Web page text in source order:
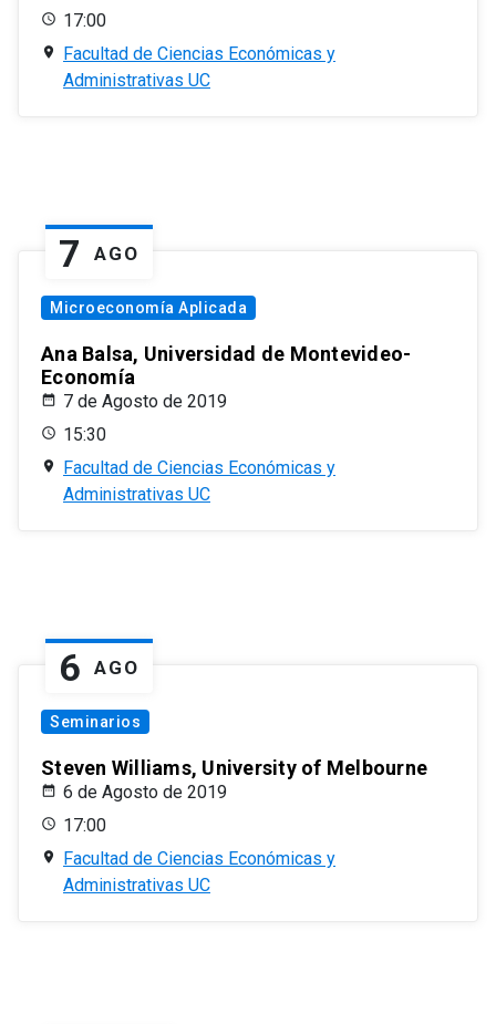
17:00
Facultad de Ciencias Económicas y
Administrativas UC
7 AGO
Microeconomía Aplicada
Ana Balsa, Universidad de Montevideo-
Economía
7 de Agosto de 2019
15:30
Facultad de Ciencias Económicas y
Administrativas UC
6 AGO
Seminarios
Steven Williams, University of Melbourne
6 de Agosto de 2019
17:00
Facultad de Ciencias Económicas y
Administrativas UC